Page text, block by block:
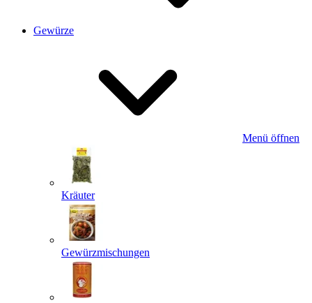
Gewürze
Menü öffnen
Kräuter
Gewürzmischungen